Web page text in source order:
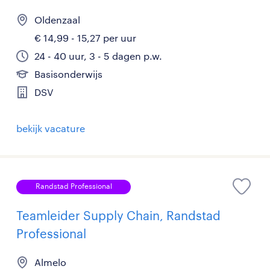
Oldenzaal
€ 14,99 - 15,27 per uur
24 - 40 uur, 3 - 5 dagen p.w.
Basisonderwijs
DSV
bekijk vacature
Randstad Professional
Teamleider Supply Chain, Randstad
Professional
Almelo